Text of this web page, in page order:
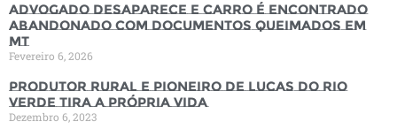
Advogado desaparece e carro é encontrado
abandonado com documentos queimados em
MT
Fevereiro 6, 2026
Produtor rural e pioneiro de Lucas do Rio
Verde tira a própria vida
Dezembro 6, 2023